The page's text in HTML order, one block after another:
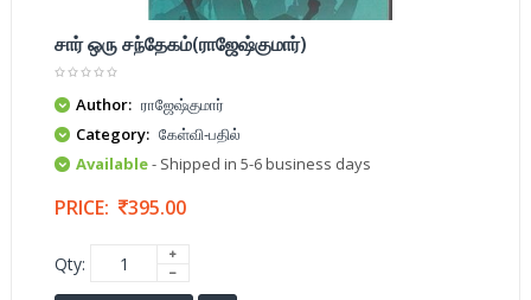
சார் ஒரு சந்தேகம்(ராஜேஷ்குமார்)
Author: ராஜேஷ்குமார்
Category: கேள்வி-பதில்
Available- Shipped in 5-6 business days
PRICE: 395.00
Qty: